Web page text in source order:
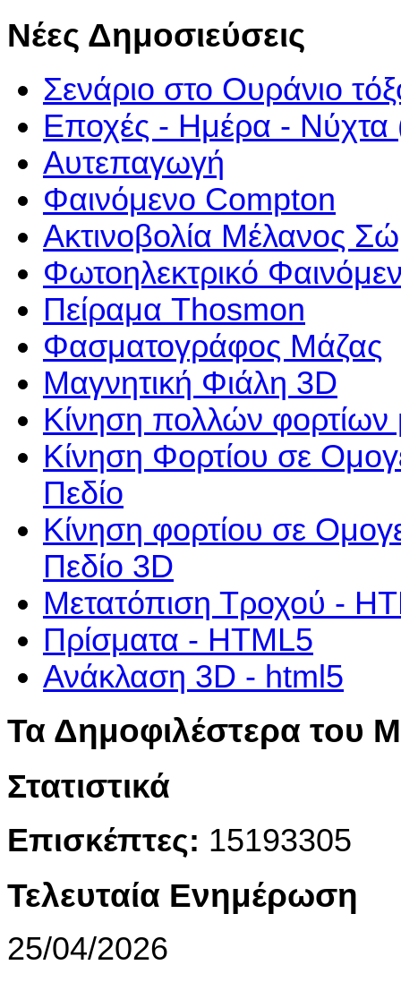
Νέες Δημοσιεύσεις
Σενάριο στο Ουράνιο
Εποχές - Ημέρα - Νύχτα
Αυτεπαγωγή
Φαινόμενο Compton
Ακτινοβολία Μέλανος
Φωτοηλεκτρικό
Πείραμα Thosmon
Φασματογράφος Μάζας
Μαγνητική Φιάλη 3D
Κίνηση πολλών φορτίων
Κίνηση Φορτίου σε
Πεδίο
Κίνηση φορτίου σε
Πεδίο 3D
Μετατόπιση Τροχού -
Πρίσματα - HTML5
Ανάκλαση 3D - html5
Τα Δημοφιλέστερα του
Στατιστικά
Επισκέπτες: 15193305
Τελευταία Ενημέρωση
25/04/2026